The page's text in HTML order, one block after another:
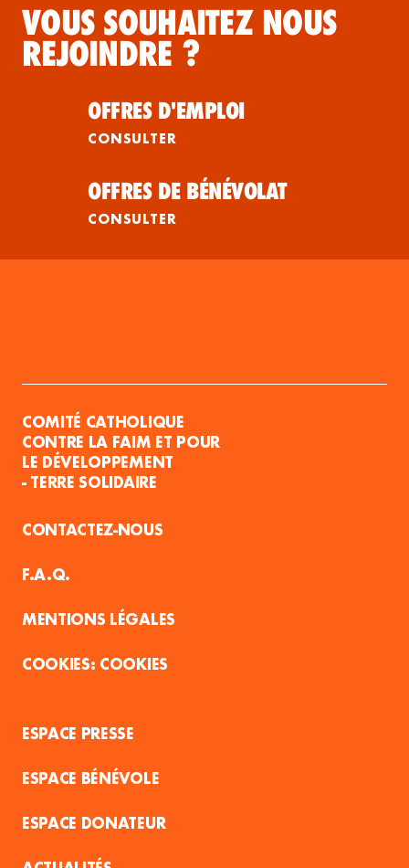
VOUS SOUHAITEZ NOUS
REJOINDRE ?
OFFRES D'EMPLOI
CONSULTER
OFFRES DE BÉNÉVOLAT
CONSULTER
COMITÉ CATHOLIQUE
CONTRE LA FAIM ET POUR
LE DÉVELOPPEMENT
- TERRE SOLIDAIRE
CONTACTEZ-NOUS
F.A.Q.
MENTIONS LÉGALES
COOKIES
ESPACE PRESSE
ESPACE BÉNÉVOLE
ESPACE DONATEUR